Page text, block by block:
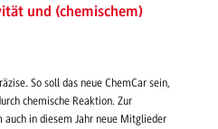
und (chemischem)
So soll das neue ChemCar sein,
chemische Reaktion. Zur
auch in diesem Jahr neue Mitglieder